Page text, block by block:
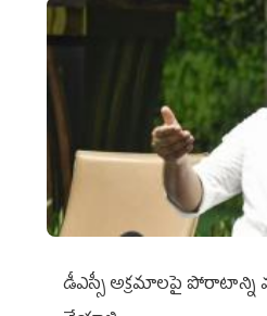
డీఎస్సీ అక్రమాలపై